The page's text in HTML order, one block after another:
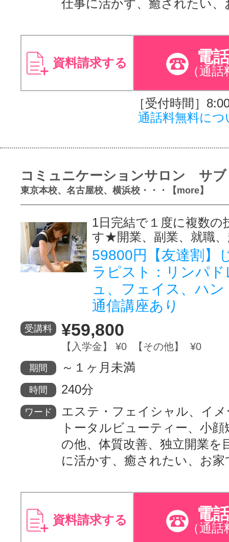
仕事に活かす、癒されたい
資料請求する 電
（通話
［受付時間］
通話料無料につ
コミュニケーションサロン サブ
東京本校、名古屋校、横浜校・・・【more】
1日完結で１度に複数の
す★開業、副業、就職
59800円【友達割】
ラピスト：リンパ
ュ、フェイス、ハン
通信講座あり
受講料 ¥59,800
【入学金】 ¥0 【その他】 ¥0
期間 ～１ヶ月未満
時間 240分
ワード
エステ・フェイシャル、イ
トータルビューティー、小顔
の他、体質改善、独立開業を
に活かす、癒されたい、お
資料請求する 電
（通話